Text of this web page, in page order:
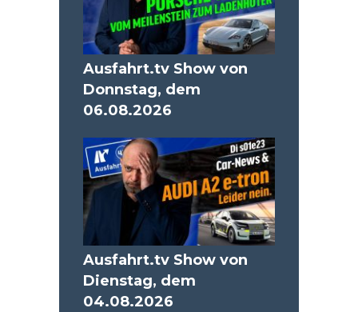
Ausfahrt.tv Show von
Donnstag, dem
06.08.2026
Ausfahrt.tv Show von
Dienstag, dem
04.08.2026